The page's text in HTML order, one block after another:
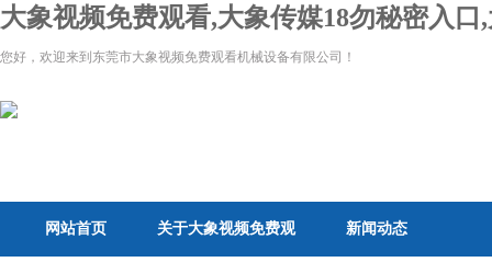
大象视频免费观看,大象传媒18勿秘密入
您好，欢迎来到东莞市大象视频免费观看机械设备有限公司！
网站首页 关于大象视频免费观 新闻动态